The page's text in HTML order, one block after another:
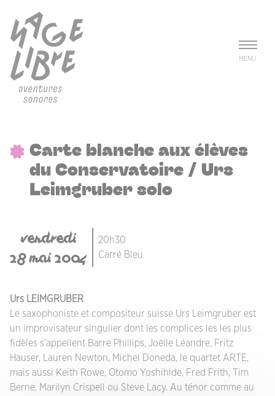
MENU
Carte blanche aux élèves
du Conservatoire / Urs
Leimgruber solo
vendredi
28 mai 2004
20h30
Carré Bleu
Urs LEIMGRUBER
Le saxophoniste et compositeur suisse Urs Leimgruber est
un improvisateur singulier dont les complices les les plus
fidèles s'appellent Barre Phillips, Joëlle Léandre, Fritz
Hauser, Lauren Newton, Michel Doneda, le quartet ARTE,
mais aussi Keith Rowe, Otomo Yoshihide, Fred Frith, Tim
Berne, Marilyn Crispell ou Steve Lacy. Au ténor comme au